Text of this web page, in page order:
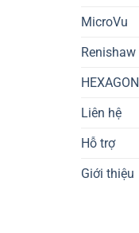
MicroVu
Renishaw
HEXAGON
Liên hệ
Hỗ trợ
Giới thiệu